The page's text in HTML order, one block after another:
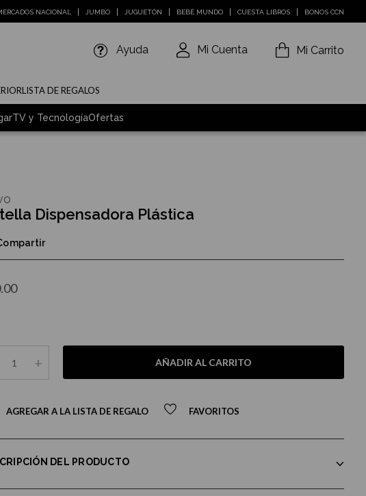
NACIONAL JUMBO JUGUETÓN BEBÉ MUNDO CUESTA LIBROS BONOS CCN
Ayuda Mi Cuenta Mi Carrito
LISTA DE REGALOS
TV y TecnologíaOfertas
Dispensadora Plástica
+ AÑADIR AL CARRITO
AGREGAR A LA LISTA DE REGALO FAVORITOS
DEL PRODUCTO